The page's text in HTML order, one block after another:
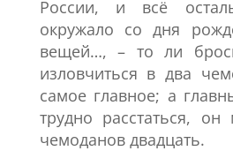
России, и всё
окружало со дня
вещей…, – то ли
изловчиться в два
самое главное; а
трудно расстаться,
чемоданов двадцать.